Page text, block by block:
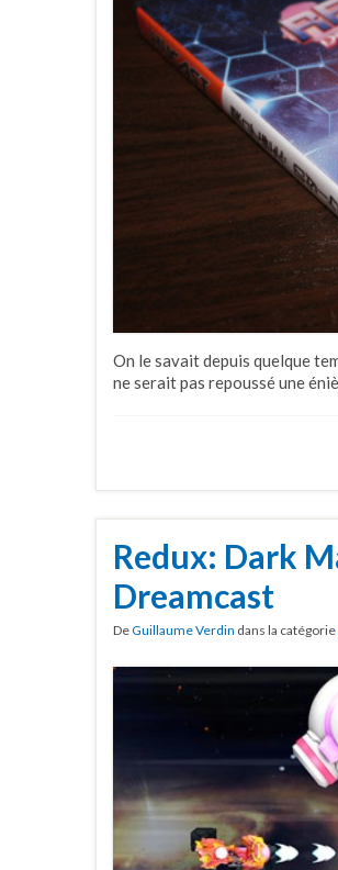
On le savait depuis quelque
ne serait pas repoussé une
Redux: Dark
Dreamcast
DeGuillaume Verdin dans la catégorie